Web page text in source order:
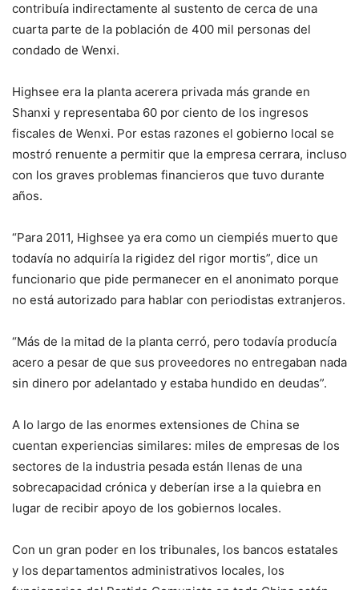
contribuía indirectamente al sustento de cerca de una
cuarta parte de la población de 400 mil personas del
condado de Wenxi.
Highsee era la planta acerera privada más grande en
Shanxi y representaba 60 por ciento de los ingresos
fiscales de Wenxi. Por estas razones el gobierno local se
mostró renuente a permitir que la empresa cerrara, incluso
con los graves problemas financieros que tuvo durante
años.
“Para 2011, Highsee ya era como un ciempiés muerto que
todavía no adquiría la rigidez del rigor mortis”, dice un
funcionario que pide permanecer en el anonimato porque
no está autorizado para hablar con periodistas extranjeros.
“Más de la mitad de la planta cerró, pero todavía producía
acero a pesar de que sus proveedores no entregaban nada
sin dinero por adelantado y estaba hundido en deudas”.
A lo largo de las enormes extensiones de China se
cuentan experiencias similares: miles de empresas de los
sectores de la industria pesada están llenas de una
sobrecapacidad crónica y deberían irse a la quiebra en
lugar de recibir apoyo de los gobiernos locales.
Con un gran poder en los tribunales, los bancos estatales
y los departamentos administrativos locales, los